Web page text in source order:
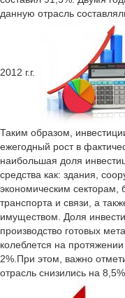
данную отрасль
2012 г.г.
Таким образом,
ежегодный рост в
наибольшая доля
средства как: здания,
экономическим секторам,
транспорта и связи, а
имуществом. Доля
производство готовых
колеблется на
2%.При этом, важно
отрасль снизились на